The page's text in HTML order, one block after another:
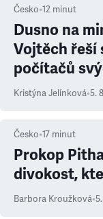
Česko•12 minut
Dusno na
Vojtěch řeší
počítačů
Kristýna Jelínková•5.
Česko•17 minut
Prokop
divokost,
Barbora Kroužková•